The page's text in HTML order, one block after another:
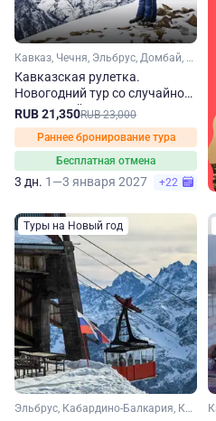
Кавказ, Чечня, Эльбрус, Домбай, Карачаево-Черкесия, Кабардино-Балкария, Ставропольский край, Кавказские Минеральные Воды
Кавказская рулетка.
Новогодний тур со случайной
экскурсией
RUB 21,350RUB 23,000
Раннее бронирование тура
Бесплатная отмена
3 дн. 1—3 января 2027 +22
Туры на Новый год
Эльбрус, Кабардино-Балкария, Кавказ, Ставропольский край, Кавказские Минеральные Воды